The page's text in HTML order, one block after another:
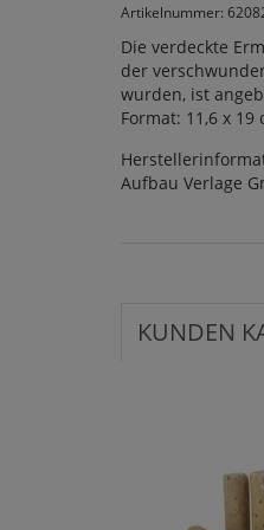
Artikelnummer:
Die verdeckte
der
wurden, ist
Format: 11,6 x
Aufbau Verlage
KUNDEN